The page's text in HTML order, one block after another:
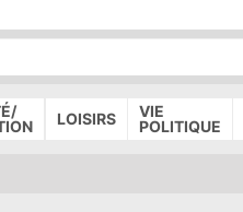
LOISIRS
VIE
POLITIQUE